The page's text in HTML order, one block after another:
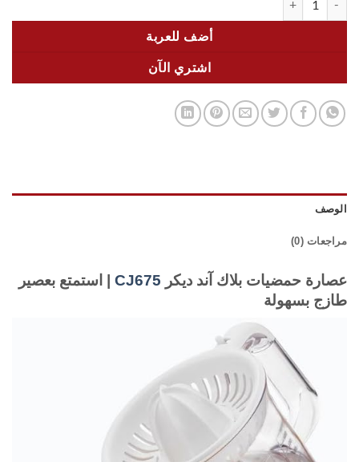
أضف للعربة
اشتري الآن
الوصف
مراجعات (0)
عصارة حمضيات بلاك آند ديكر CJ675 | استمتع بعصير
طازج بسهولة